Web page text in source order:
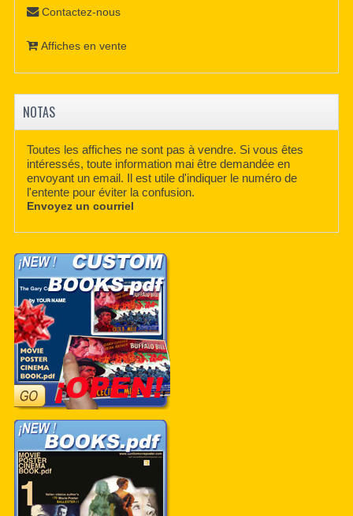
Contactez-nous
Affiches en vente
NOTAS
Toutes les affiches ne sont pas à vendre. Si vous êtes
intéressés, toute information mai être demandée en
envoyant un email. Il est utile d'indiquer le numéro de
l'entente pour éviter la confusion.
Envoyez un courriel